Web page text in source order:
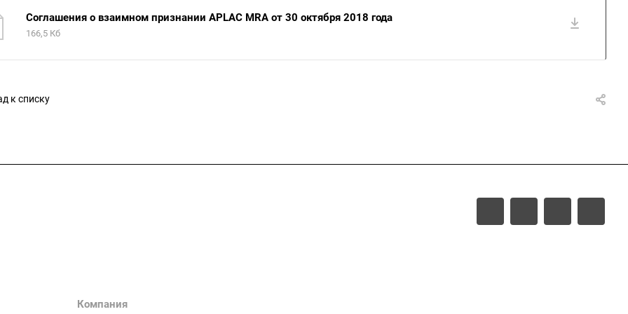
Соглашения о взаимном признании APLAC MRA от 30 октября 2018 года
166,5 Кб
к списку
Компания